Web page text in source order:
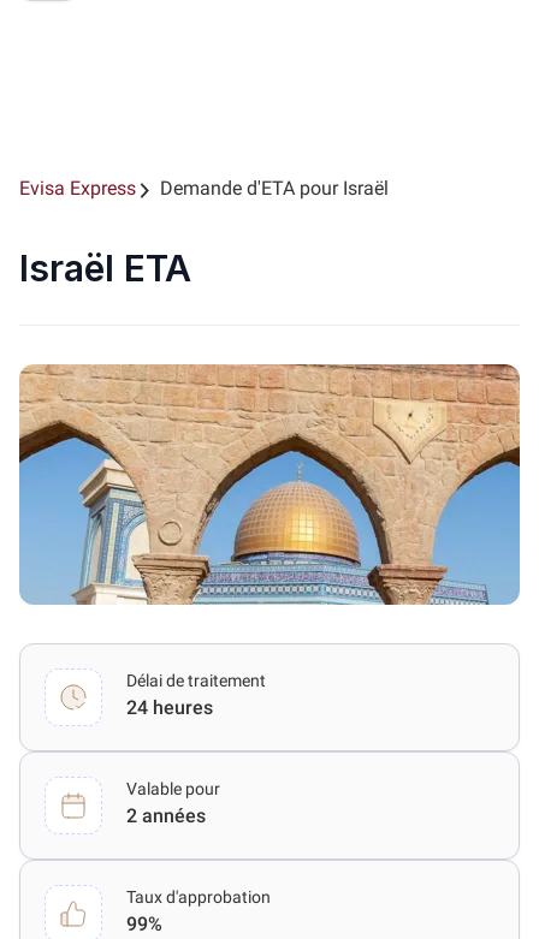
Evisa Express Demande d'ETA pour Israël
Israël ETA
Délai de traitement
24 heures
Valable pour
2 années
Taux d'approbation
99%